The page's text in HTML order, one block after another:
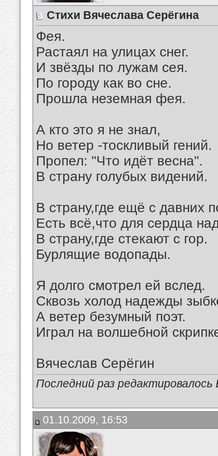
Стихи Вячеслава Серёгина
Фея.
Растаял на улицах снег.
И звёзды по лужам сея.
По городу как во сне.
Прошла неземная фея.
А кто это я не знал,
Но ветер -тоскливый гений.
Пропел: "Что идёт весна".
В страну голубых видений.
В страну,где ещё с давних
Есть всё,что для сердца
В страну,где стекают с гор.
Бурлящие водопады.
Я долго смотрел ей вслед.
Сквозь холод надежды
А ветер безумный поэт.
Играл на волшебной
Вячеслав Серёгин
Последний раз
01.10.2009, 16:53